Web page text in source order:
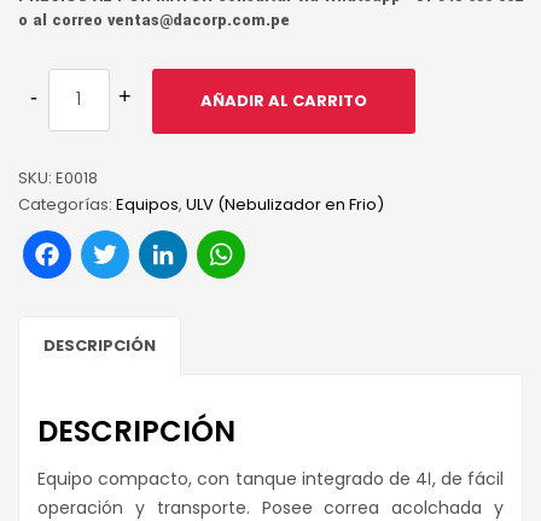
o al correo ventas@dacorp.com.pe
AÑADIR AL CARRITO
SKU: E0018
Categorías: Equipos, ULV (Nebulizador en Frio)
Facebook
TwitterLinkedIn
DESCRIPCIÓN
DESCRIPCIÓN
Equipo compacto, con tanque integrado de 4ℓ, de fácil
operación y transporte. Posee correa acolchada y